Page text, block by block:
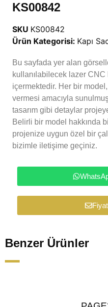
KS00842
SKU KS00842
Ürün Kategorisi: Kapı
Bu sayfada yer alan
kullanılabilecek lazer
içermektedir. Her bir
vermesi amacıyla
tasarım gibi detaylar
Belirli bir model hakkında
projenize uygun özel bir
bizimle iletişime geçiniz.
Benzer Ürünler